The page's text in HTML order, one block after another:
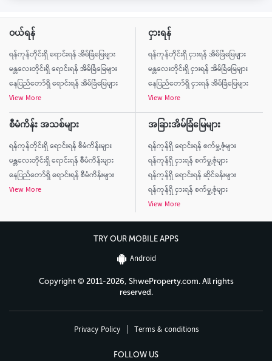
ဝယ်ရန်
ရန်ကုန်တိုင်းရှိ ရောင်းရန် အိမ်ခြံမြေများ
မန္တလေးတိုင်းရှိ ရောင်းရန် အိမ်ခြံမြေများ
နေပြည်တော်ရှိ ရောင်းရန် အိမ်ခြံမြေများ
View More
ငှားရန်
ရန်ကုန်တိုင်းရှိ ငှားရန် အိမ်ခြံမြေများ
မန္တလေးတိုင်းရှိ ငှားရန် အိမ်ခြံမြေများ
နေပြည်တော်ရှိ ငှားရန် အိမ်ခြံမြေများ
View More
စီမံကိန်း အသစ်များ
ရန်ကုန်တိုင်းရှိ ရောင်းရန် စီမံကိန်းများ
မန္တလေးတိုင်းရှိ ရောင်းရန် စီမံကိန်းများ
နေပြည်တော်ရှိ ရောင်းရန် စီမံကိန်းများ
View More
အခြားအိမ်ခြံမြေများ
ရန်ကုန်ရှိ ရောင်းရန် စက်မှု့ဇုံများ
ရန်ကုန်ရှိ ငှားရန် စက်မှု့ဇုံများ
ရန်ကုန်ရှိ ရောင်းရန် ဆိုင်ခန်းများ
ရန်ကုန်ရှိ ငှားရန် စက်မှု့ဇုံများ
View More
TRY OUR MOBILE APPS
Android
Copyright © 2011-2026, ShweProperty.com. All rights
reserved.
Privacy Policy Terms & conditions
FOLLOW US